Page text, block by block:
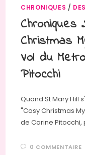
CHRONIQUES /
Christmas
Vol du
Pitocchi
Quand St Mary Hill
"Cosy Christmas
de Carine
0 COMMENTAIRE